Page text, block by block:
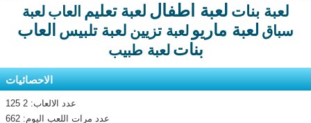
لعبة بنات لعبة اطفال لعبة تعليم العاب لعبة
سباق لعبة ماريو لعبة تزيين لعبة تلبيس العاب
بنات لعبة طبيب
الاحصائيات
عدد الالعاب: 2 125
عدد مرات اللعب اليوم: 662